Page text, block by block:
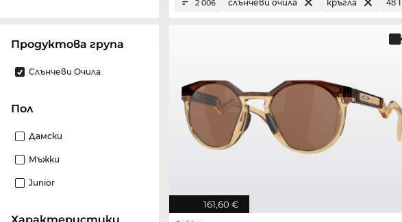
Продуктова група
Слънчеви Очила
Пол
Дамски
Мъжки
Junior
2 006 слънчеви очила кръгла
161,60 €